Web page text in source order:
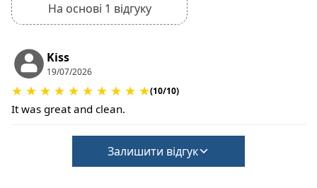
На основі 1 відгуку
Kiss
19/07/2026
★ ★ ★ ★ ★ ★ ★ ★ ★ ★(10/10)
It was great and clean.
Залишити відгук